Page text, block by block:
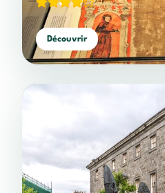
4,17/5(6 votes)
Découvrir